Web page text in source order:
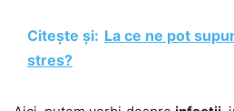
Citește și: La ce ne pot
stres?